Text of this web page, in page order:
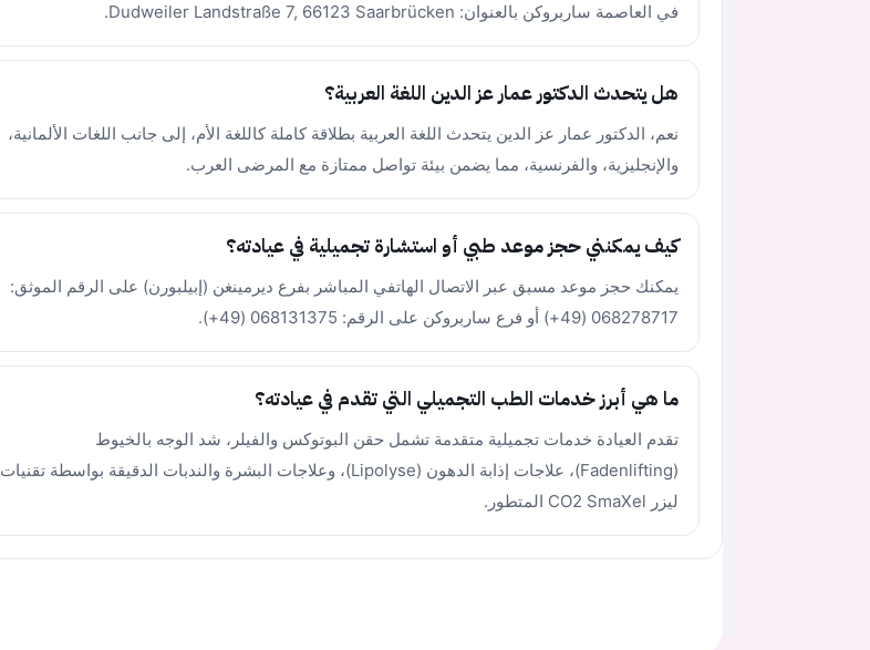
في العاصمة ساربروكن بالعنوان: Dudweiler Landstraße 7, 66123 Saarbrücken.
هل يتحدث الدكتور عمار عز الدين اللغة العربية؟
نعم، الدكتور عمار عز الدين يتحدث اللغة العربية بطلاقة كاملة كاللغة الأم، إلى جانب اللغات الألمانية،
والإنجليزية، والفرنسية، مما يضمن بيئة تواصل ممتازة مع المرضى العرب.
كيف يمكنني حجز موعد طبي أو استشارة تجميلية في عيادته؟
يمكنك حجز موعد مسبق عبر الاتصال الهاتفي المباشر بفرع ديرمينغن (إبيلبورن) على الرقم الموثق:
068278717 (49+) أو فرع ساربروكن على الرقم: 068131375 (49+).
ما هي أبرز خدمات الطب التجميلي التي تقدم في عيادته؟
تقدم العيادة خدمات تجميلية متقدمة تشمل حقن البوتوكس والفيلر، شد الوجه بالخيوط
(Fadenlifting)، علاجات إذابة الدهون (Lipolyse)، وعلاجات البشرة والندبات الدقيقة بواسطة تقنيات
ليزر CO2 SmaXel المتطور.